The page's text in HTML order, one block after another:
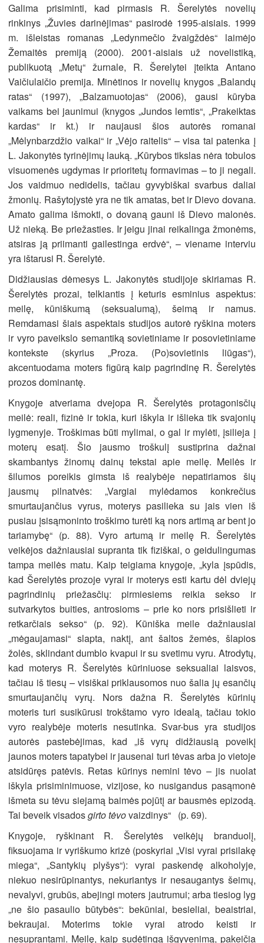
Galima prisiminti, kad pirmasis R. Šerelytės novelių
rinkinys „Žuvies darinėjimas“ pasirodė 1995-aisiais. 1999
m. išleistas romanas „Ledynmečio žvaigždės“ laimėjo
Žemaitės premiją (2000). 2001-aisiais už novelistiką,
publikuotą „Metų“ žurnale, R. Šerelytei įteikta Antano
Vaičiulaičio premija. Minėtinos ir novelių knygos „Balandų
ratas“ (1997), „Balzamuotojas“ (2006), gausi kūryba
vaikams bei jaunimui (knygos „Jundos lemtis“, „Prakeiktas
kardas“ ir kt.) ir naujausi šios autorės romanai
„Mėlynbarzdžio vaikai“ ir „Vėjo raitelis“ – visa tai patenka į
L. Jakonytės tyrinėjimų lauką. „Kūrybos tikslas nėra tobulos
visuomenės ugdymas ir prioritetų formavimas – to ji negali.
Jos vaidmuo nedidelis, tačiau gyvybiškai svarbus daliai
žmonių. Rašytojystė yra ne tik amatas, bet ir Dievo dovana.
Amato galima išmokti, o dovaną gauni iš Dievo malonės.
Už nieką. Be priežasties. Ir jeigu jinai reikalinga žmonėms,
atsiras ją priimanti gailestinga erdvė“, – viename interviu
yra ištarusi R. Šerelytė.
Didžiausias dėmesys L. Jakonytės studijoje skiriamas R.
Šerelytės prozai, telkiantis į keturis esminius aspektus:
meilę, kūniškumą (seksualumą), šeimą ir namus.
Remdamasi šiais aspektais studijos autorė ryškina moters
ir vyro paveikslo semantiką sovietiniame ir posovietiniame
kontekste (skyrius „Proza. (Po)sovietinis liūgas“),
akcentuodama moters figūrą kaip pagrindinę R. Šerelytės
prozos dominantę.
Knygoje atveriama dvejopa R. Šerelytės protagonisčių
meilė: reali, fizinė ir tokia, kuri iškyla ir išlieka tik svajonių
lygmenyje. Troškimas būti mylimai, o gal ir mylėti, įsilieja į
moterų esatį. Šio jausmo troškulį sustiprina dažnai
skambantys žinomų dainų tekstai apie meilę. Meilės ir
šilumos poreikis gimsta iš realybėje nepatiriamos šių
jausmų pilnatvės: „Vargiai mylėdamos konkrečius
smurtaujančius vyrus, moterys pasilieka su jais vien iš
pusiau įsisąmoninto troškimo turėti ką nors artimą ar bent jo
tariamybę“ (p. 88). Vyro artumą ir meilę R. Šerelytės
veikėjos dažniausiai supranta tik fiziškai, o geidulingumas
tampa meilės matu. Kaip teigiama knygoje, „kyla įspūdis,
kad Šerelytės prozoje vyrai ir moterys esti kartu dėl dviejų
pagrindinių priežasčių: pirmiesiems reikia sekso ir
sutvarkytos buities, antrosioms – prie ko nors prisišlieti ir
retkarčiais sekso“ (p. 92). Kūniška meile dažniausiai
„mėgaujamasi“ slapta, naktį, ant šaltos žemės, šlapios
žolės, sklindant dumblo kvapui ir su svetimu vyru. Atrodytų,
kad moterys R. Šerelytės kūriniuose seksualiai laisvos,
tačiau iš tiesų – visiškai priklausomos nuo šalia jų esančių
smurtaujančių vyrų. Nors dažna R. Šerelytės kūrinių
moteris turi susikūrusi trokštamo vyro idealą, tačiau tokio
vyro realybėje moteris nesutinka. Svar-bus yra studijos
autorės pastebėjimas, kad „iš vyrų didžiausią poveikį
jaunos moters tapatybei ir jausenai turi tėvas arba jo vietoje
atsidūręs patėvis. Retas kūrinys nemini tėvo – jis nuolat
iškyla prisiminimuose, vizijose, ko nusigandus pasąmonė
išmeta su tėvu siejamą baimės pojūtį ar bausmės epizodą.
Tai beveik visadosgirto tėvovaizdinys“ (p. 69).
Knygoje, ryškinant R. Šerelytės veikėjų branduolį,
fiksuojama ir vyriškumo krizė (poskyriai „Visi vyrai prisilakę
miega“, „Santykių plyšys“): vyrai paskendę alkoholyje,
niekuo nesirūpinantys, nekuriantys ir nesaugantys šeimų,
nevalyvi, grubūs, abejingi moters jautrumui; arba tiesiog lyg
„ne šio pasaulio būtybės“: bekūniai, besieliai, beaistriai,
bekraujai. Moterims tokie vyrai atrodo keisti ir
nesuprantami. Meilę, kaip sudėtingą išgyvenimą, pakeičia